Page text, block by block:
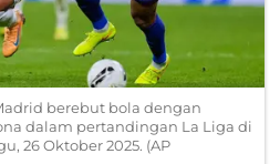
berebut bola dengan
dalam pertandingan La Liga di
26 Oktober 2025. (AP